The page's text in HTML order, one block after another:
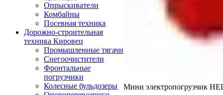
Опрыскиватели
Комбайны
Посевная техника
Дорожно-строительная
техника Кировец
Промышленные тягачи
Снегоочистители
Фронтальные
погрузчики
Колесные бульдозеры
Мини электропогрузчик